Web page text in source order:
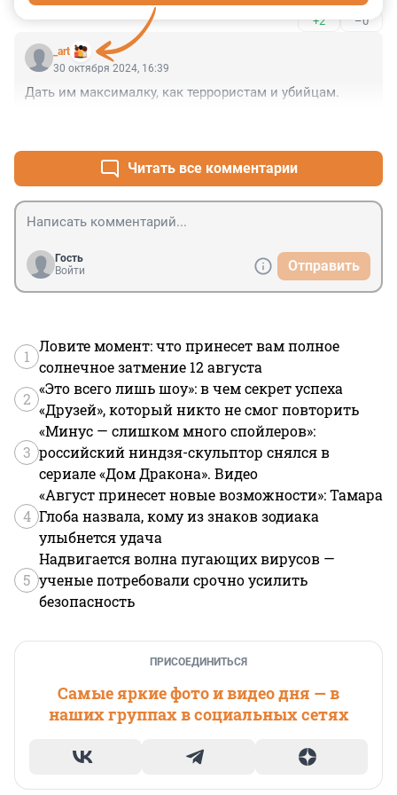
+2 –0
_art
30 октября 2024, 16:39
Дать им максималку, как террористам и убийцам.
Читать все комментарии
Гость
Войти
Отправить
1
Ловите момент: что принесет вам полное
солнечное затмение 12 августа
2
«Это всего лишь шоу»: в чем секрет успеха
«Друзей», который никто не смог повторить
3
«Минус — слишком много спойлеров»:
российский ниндзя-скульптор снялся в
сериале «Дом Дракона». Видео
4
«Август принесет новые возможности»: Тамара
Глоба назвала, кому из знаков зодиака
улыбнется удача
5
Надвигается волна пугающих вирусов —
ученые потребовали срочно усилить
безопасность
ПРИСОЕДИНИТЬСЯ
Самые яркие фото и видео дня — в
наших группах в социальных сетях